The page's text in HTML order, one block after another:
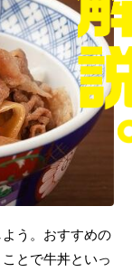
う。おすすめの
とで牛丼といっ